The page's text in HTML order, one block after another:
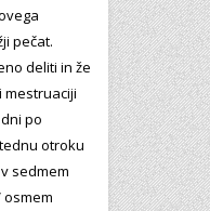
pečat.
deliti in že
mestruaciji
po
otroku
sedmem
osmem